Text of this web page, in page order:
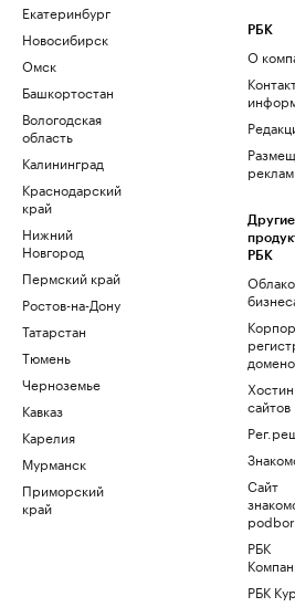
Екатеринбург
Новосибирск
Омск
Башкортостан
Вологодская
область
Калининград
Краснодарский
край
Нижний
Новгород
Пермский край
Ростов-на-Дону
Татарстан
Тюмень
Черноземье
Кавказ
Карелия
Мурманск
Приморский
край
РБК
О
Другие
РБК
сайтов
Сайт
РБК
РБК